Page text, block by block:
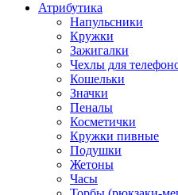
Атрибутика
Напульсники
Кружки
Зажигалки
Чехлы для
Кошельки
Значки
Пеналы
Косметички
Кружки пивные
Подушки
Жетоны
Часы